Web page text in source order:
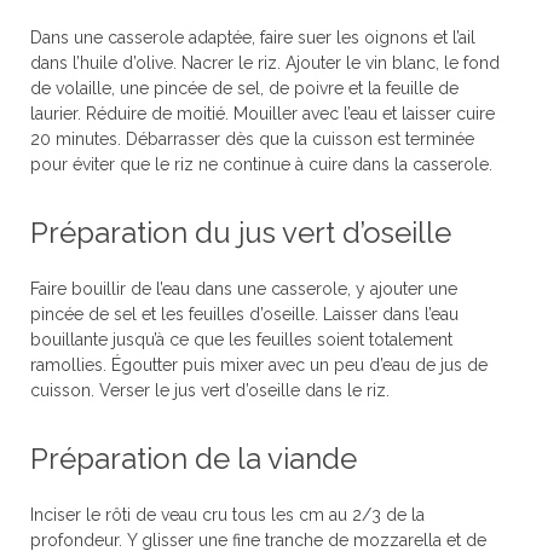
Dans une casserole adaptée, faire suer les oignons et l’ail
dans l’huile d’olive. Nacrer le riz. Ajouter le vin blanc, le fond
de volaille, une pincée de sel, de poivre et la feuille de
laurier. Réduire de moitié. Mouiller avec l’eau et laisser cuire
20 minutes. Débarrasser dès que la cuisson est terminée
pour éviter que le riz ne continue à cuire dans la casserole.
Préparation du jus vert d’oseille
Faire bouillir de l’eau dans une casserole, y ajouter une
pincée de sel et les feuilles d’oseille. Laisser dans l’eau
bouillante jusqu’à ce que les feuilles soient totalement
ramollies. Égoutter puis mixer avec un peu d’eau de jus de
cuisson. Verser le jus vert d’oseille dans le riz.
Préparation de la viande
Inciser le rôti de veau cru tous les cm au 2/3 de la
profondeur. Y glisser une fine tranche de mozzarella et de